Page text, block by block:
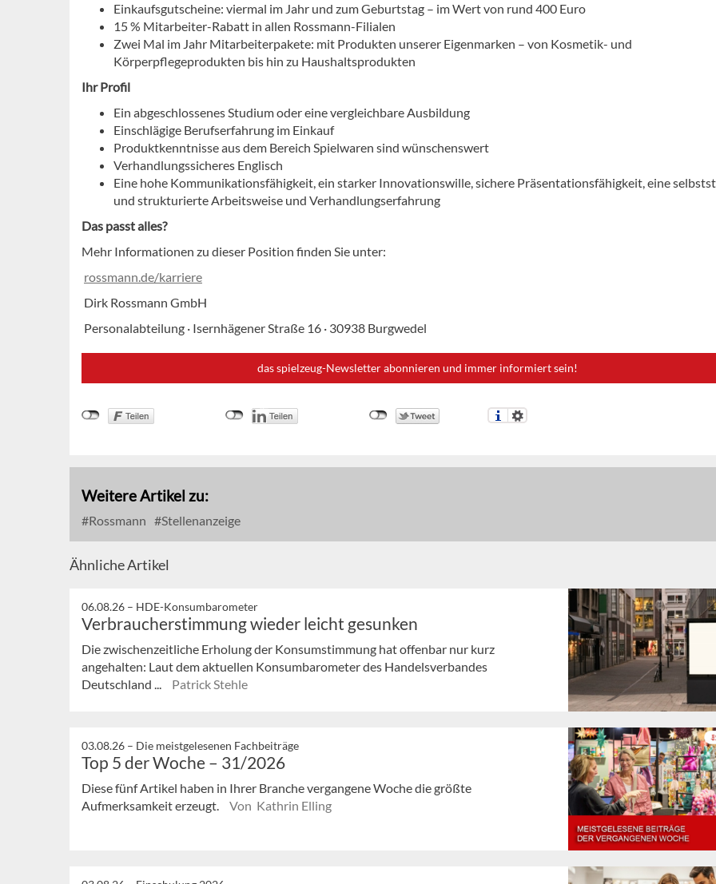
Einkaufsgutscheine: viermal im Jahr und zum Geburtstag – im Wert von rund 400 Euro
15 % Mitarbeiter-Rabatt in allen Rossmann-Filialen
Zwei Mal im Jahr Mitarbeiterpakete: mit Produkten unserer Eigenmarken – von Kosmetik- und
Körperpflegeprodukten bis hin zu Haushaltsprodukten
Ihr Profil
Ein abgeschlossenes Studium oder eine vergleichbare Ausbildung
Einschlägige Berufserfahrung im Einkauf
Produktkenntnisse aus dem Bereich Spielwaren sind wünschenswert
Verhandlungssicheres Englisch
Eine hohe Kommunikationsfähigkeit, ein starker Innovationswille, sichere Präsentationsfähigkeit, eine
und strukturierte Arbeitsweise und Verhandlungserfahrung
Das passt alles?
Mehr Informationen zu dieser Position finden Sie unter:
rossmann.de/karriere
Dirk Rossmann GmbH
Personalabteilung · Isernhägener Straße 16 · 30938 Burgwedel
das spielzeug-Newsletter abonnieren und immer informiert sein!
Weitere Artikel zu:
Rossmann Stellenanzeige
Ähnliche Artikel
06.08.26 – HDE-Konsumbarometer
Verbraucherstimmung wieder leicht gesunken
Die zwischenzeitliche Erholung der Konsumstimmung hat offenbar nur kurz
angehalten: Laut dem aktuellen Konsumbarometer des Handelsverbandes
Deutschland ...
Patrick Stehle
03.08.26 – Die meistgelesenen Fachbeiträge
Top 5 der Woche – 31/2026
Diese fünf Artikel haben in Ihrer Branche vergangene Woche die größte
Aufmerksamkeit erzeugt.
Von Kathrin Elling